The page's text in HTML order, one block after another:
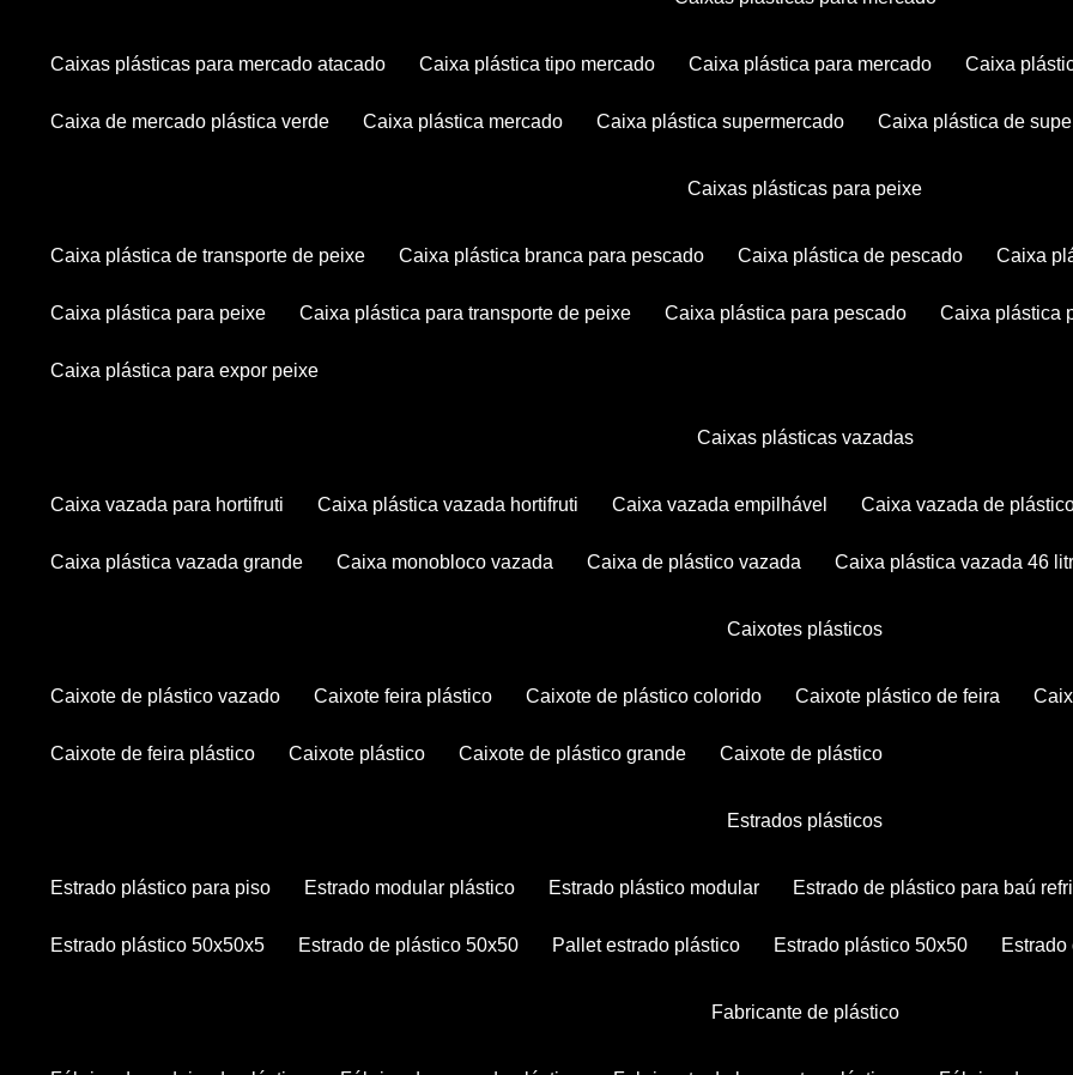
caixas plásticas para mercado atacado caixa plástica tipo mercado caixa plástica para mercado caixa
caixa de mercado plástica verde caixa plástica mercado caixa plástica supermercado caixa plástica de
caixas plásticas para peixe
caixa plástica de transporte de peixe caixa plástica branca para pescado caixa plástica de pescado caixa
caixa plástica para peixe caixa plástica para transporte de peixe caixa plástica para pescado caixa plástica
caixa plástica para expor peixe
caixas plásticas vazadas
caixa vazada para hortifruti caixa plástica vazada hortifruti caixa vazada empilhável caixa vazada de
caixa plástica vazada grande caixa monobloco vazada caixa de plástico vazada caixa plástica vazada 46
caixotes plásticos
caixote de plástico vazado caixote feira plástico caixote de plástico colorido caixote plástico de feira
caixote de feira plástico caixote plástico caixote de plástico grande caixote de plástico
estrados plásticos
estrado plástico para piso estrado modular plástico estrado plástico modular estrado de plástico para baú
estrado plástico 50x50x5 estrado de plástico 50x50 pallet estrado plástico estrado plástico 50x50
fabricante de plástico